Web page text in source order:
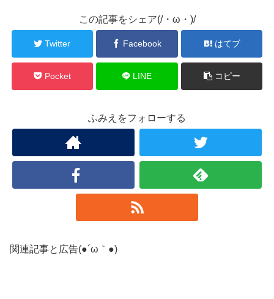
この記事をシェア(/・ω・)/
Twitter Facebook はてブ
Pocket LINE コピー
ふみえをフォローする
関連記事と広告(●´ω｀●)